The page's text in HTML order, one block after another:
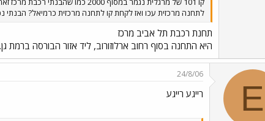
לתחנה מרכזית עכו ואז לקחת קו לתחנה מרכזית כרמיאל? הבנתי
תחנת רכבת תל אביב מרכז
היא התחנה בסוף רחוב ארלוזורוב, ליד אזור הבורסה ברמת גן.
E
24/8/06
רייגע רייגע